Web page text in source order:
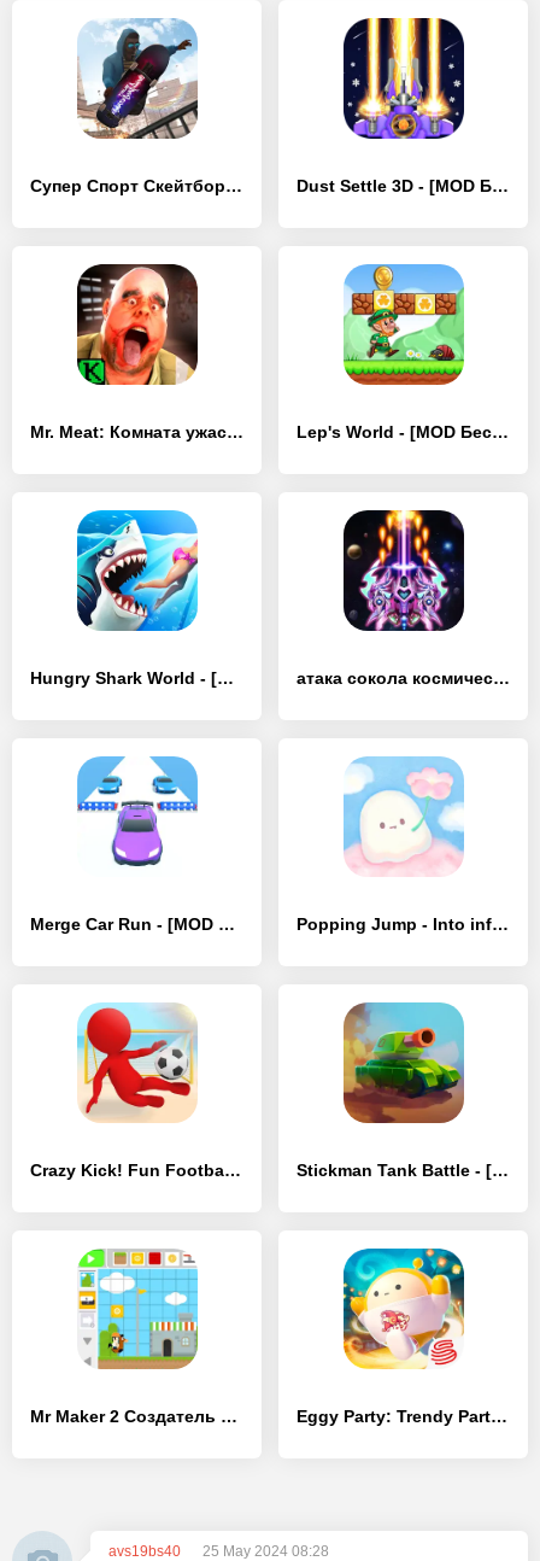
Супер Спорт Скейтборд Гонки 3D - [MOD Бесконечные деньги] Dust Settle 3D - [MOD Бесконечные деньги]
Mr. Meat: Комната ужасов - [MOD Бесконечные деньги] Lep's World - [MOD Бесконечные деньги]
Hungry Shark World - [MOD Бесконечные деньги] атака сокола космический шутер - [MOD Бесконечные деньги]
Merge Car Run - [MOD Бесконечные деньги] Popping Jump - Into infinity - [MOD Бесконечные деньги]
Crazy Kick! Fun Football game - [MOD Бесконечные монеты] Stickman Tank Battle - [MOD Бесконечные деньги]
Mr Maker 2 Создатель уровней - [MOD Бесконечные деньги] Eggy Party: Trendy Party Game
avs19bs40
25 May 2024 08:28